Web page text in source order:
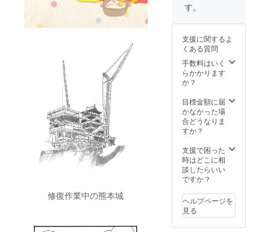
修復作業中の熊本城
☆(1)(2)
データ
はオン
ライン
スト
し、
CAMPF
IREメッ
送付予
定で
す。
☆(3)ク
ト用の
お名前
は10文
字以内
す。
支援に関するよ
くある質問
手数料はいく
らかかります
か？
目標金額に届
かなかった場
合どうなりま
すか？
支援で困った
時はどこに相
談したらいい
ですか？
ヘルプページを
見る